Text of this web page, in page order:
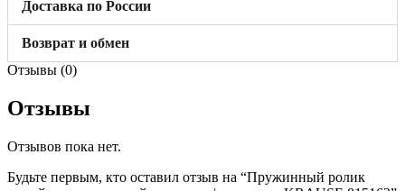
Доставка по России
Возврат и обмен
Отзывы (0)
Отзывы
Отзывов пока нет.
Будьте первым, кто оставил отзыв на “Пружинный ролик